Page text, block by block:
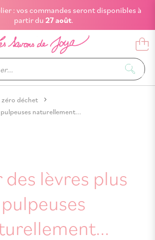
: vos commandes seront disponibles à
partir du 27 août.
zéro déchet
naturellement...
des lèvres plus
pulpeuses